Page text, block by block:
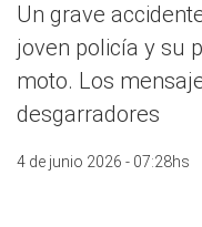
Un grave
joven policía y su
moto. Los
desgarradores
4 de junio 2026 - 07:28hs